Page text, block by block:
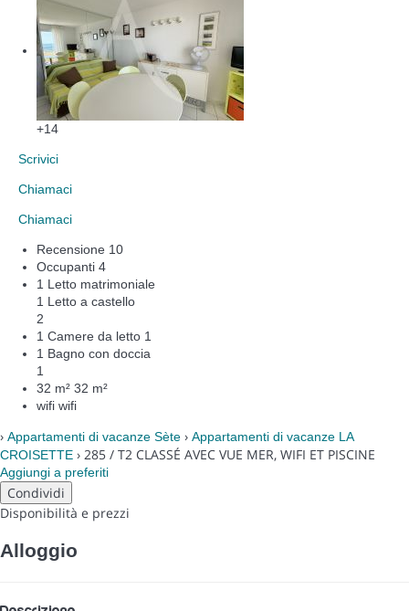
+14
Scrivici
Chiamaci
Chiamaci
Recensione 10
Occupanti 4
1 Letto matrimoniale
1 Letto a castello
2
1 Camere da letto 1
1 Bagno con doccia
1
32 m² 32 m²
wifi wifi
› Appartamenti di vacanze Sète › Appartamenti di vacanze LA
CROISETTE › 285 / T2 CLASSÉ AVEC VUE MER, WIFI ET PISCINE
Aggiungi a preferiti
Condividi
Disponibilità e prezzi
Alloggio